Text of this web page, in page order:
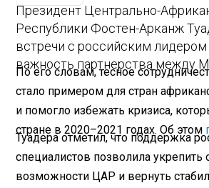
Президент Центрально-
Республики Фостен-Арканж
встречи с российским лидером
важность партнерства между
По его словам, тесное
стало примером для стран
и помогло избежать кризиса,
стране в 2020–2021 годах. Об этом
Туадера отметил, что поддержка
специалистов позволила
возможности ЦАР и вернуть